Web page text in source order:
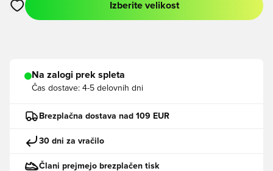
Odpre Modal za prijavo ali vpis kot član
Izberite velikost
Na zalogi prek spleta
Čas dostave: 4-5 delovnih dni
Brezplačna dostava nad 109 EUR
30 dni za vračilo
Člani prejmejo brezplačen tisk